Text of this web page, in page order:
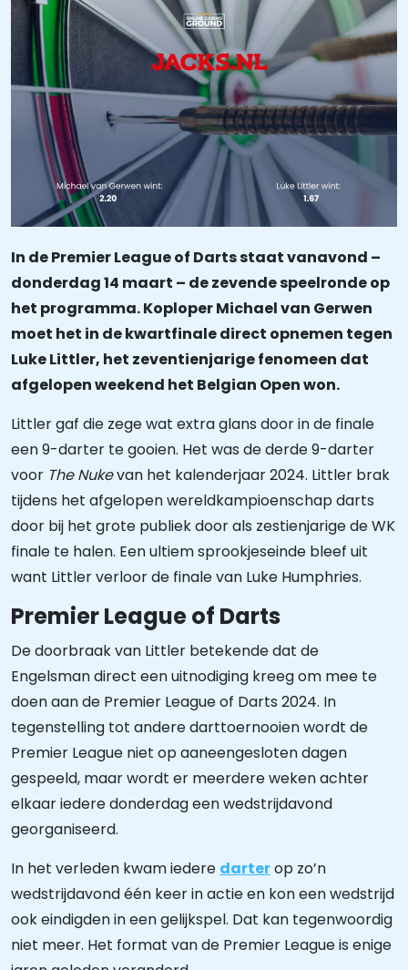
In de Premier League of Darts staat vanavond –
donderdag 14 maart – de zevende speelronde op
het programma. Koploper Michael van Gerwen
moet het in de kwartfinale direct opnemen tegen
Luke Littler, het zeventienjarige fenomeen dat
afgelopen weekend het Belgian Open won.
Littler gaf die zege wat extra glans door in de finale
een 9-darter te gooien. Het was de derde 9-darter
voor The Nukevan het kalenderjaar 2024. Littler brak
tijdens het afgelopen wereldkampioenschap darts
door bij het grote publiek door als zestienjarige de WK
finale te halen. Een ultiem sprookjeseinde bleef uit
want Littler verloor de finale van Luke Humphries.
Premier League of Darts
De doorbraak van Littler betekende dat de
Engelsman direct een uitnodiging kreeg om mee te
doen aan de Premier League of Darts 2024. In
tegenstelling tot andere darttoernooien wordt de
Premier League niet op aaneengesloten dagen
gespeeld, maar wordt er meerdere weken achter
elkaar iedere donderdag een wedstrijdavond
georganiseerd.
In het verleden kwam iedere darterop zo’n
wedstrijdavond één keer in actie en kon een wedstrijd
ook eindigden in een gelijkspel. Dat kan tegenwoordig
niet meer. Het format van de Premier League is enige